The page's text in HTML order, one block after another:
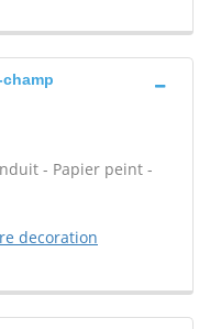
- Papier peint -
decoration